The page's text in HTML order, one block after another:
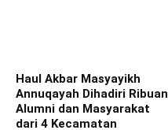
Haul Akbar Masyayikh
Annuqayah Dihadiri Ribuan
Alumni dan Masyarakat
dari 4 Kecamatan